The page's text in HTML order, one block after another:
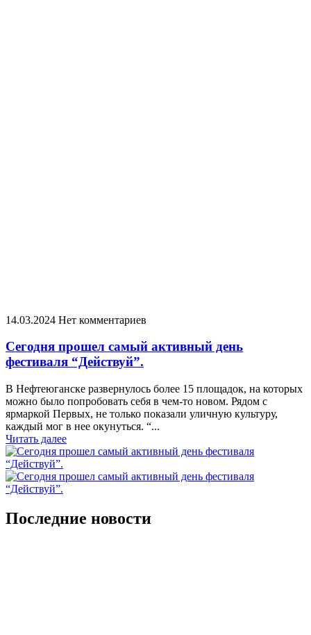
14.03.2024 Нет комментариев
Сегодня прошел самый активный день
фестиваля “Действуй”.
В Нефтеюганске развернулось более 15 площадок, на которых
можно было попробовать себя в чем-то новом. Рядом с
ярмаркой Первых, не только показали уличную культуру,
каждый мог в нее окунуться. “...
Читать далее
Последние новости